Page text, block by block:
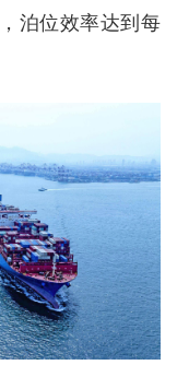
泊位效率达到每